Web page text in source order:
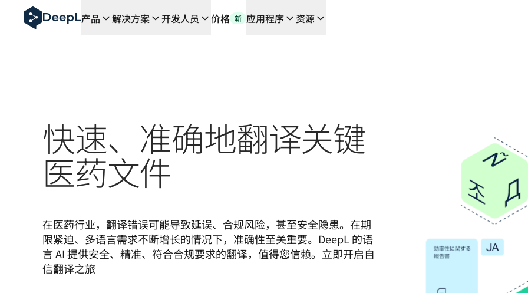
DeepL 人工智能智能体
DeepL Translation Flow：针对关键应用场景和集成的新型人工智能驱动工作流
产品 解决方案 开发人员 价格 新 应用程序 资源
快速、准确地翻译关键
医药文件
在医药行业，翻译错误可能导致延误、合规风险，甚至安全隐患。在期
限紧迫、多语言需求不断增长的情况下，准确性至关重要。DeepL 的语
言 AI 提供安全、精准、符合合规要求的翻译，值得您信赖。立即开启自
信翻译之旅